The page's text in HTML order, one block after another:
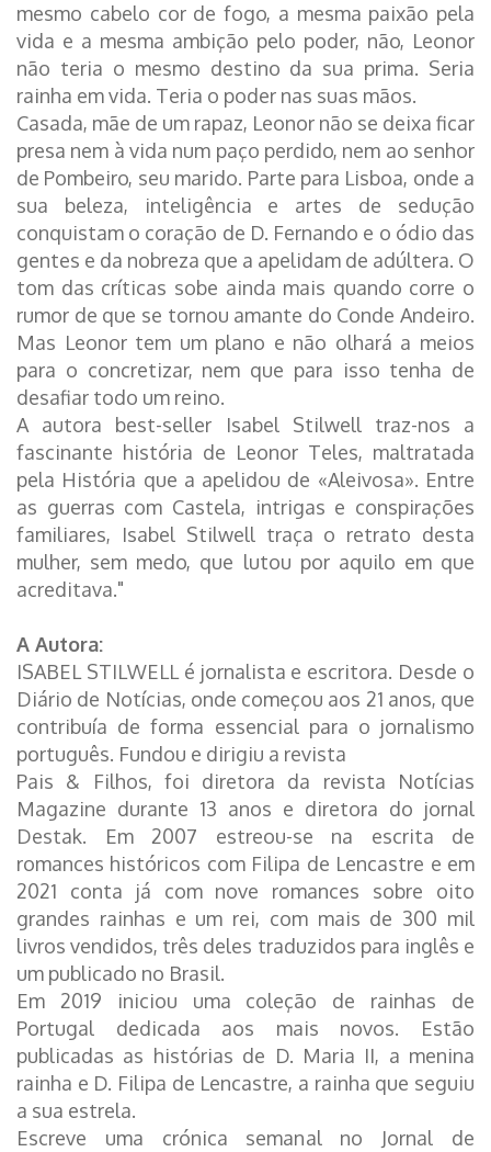
mesmo cabelo cor de fogo, a mesma paixão pela
vida e a mesma ambição pelo poder, não, Leonor
não teria o mesmo destino da sua prima. Seria
rainha em vida. Teria o poder nas suas mãos.
Casada, mãe de um rapaz, Leonor não se deixa ficar
presa nem à vida num paço perdido, nem ao senhor
de Pombeiro, seu marido. Parte para Lisboa, onde a
sua beleza, inteligência e artes de sedução
conquistam o coração de D. Fernando e o ódio das
gentes e da nobreza que a apelidam de adúltera. O
tom das críticas sobe ainda mais quando corre o
rumor de que se tornou amante do Conde Andeiro.
Mas Leonor tem um plano e não olhará a meios
para o concretizar, nem que para isso tenha de
desafiar todo um reino.
A autora best-seller Isabel Stilwell traz-nos a
fascinante história de Leonor Teles, maltratada
pela História que a apelidou de «Aleivosa». Entre
as guerras com Castela, intrigas e conspirações
familiares, Isabel Stilwell traça o retrato desta
mulher, sem medo, que lutou por aquilo em que
acreditava."
A Autora:
ISABEL STILWELL é jornalista e escritora. Desde o
Diário de Notícias, onde começou aos 21 anos, que
contribuía de forma essencial para o jornalismo
português. Fundou e dirigiu a revista
Pais & Filhos, foi diretora da revista Notícias
Magazine durante 13 anos e diretora do jornal
Destak. Em 2007 estreou-se na escrita de
romances históricos com Filipa de Lencastre e em
2021 conta já com nove romances sobre oito
grandes rainhas e um rei, com mais de 300 mil
livros vendidos, três deles traduzidos para inglês e
um publicado no Brasil.
Em 2019 iniciou uma coleção de rainhas de
Portugal dedicada aos mais novos. Estão
publicadas as histórias de D. Maria II, a menina
rainha e D. Filipa de Lencastre, a rainha que seguiu
a sua estrela.
Escreve uma crónica semanal no Jornal de